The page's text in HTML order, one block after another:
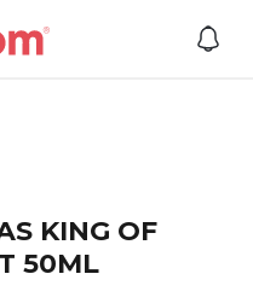
KING OF
50ML